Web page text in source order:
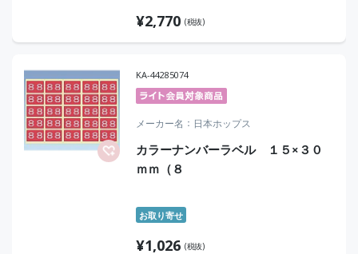
¥2,770 (税抜)
KA-44285074
メーカー名 日本ホップス
カラーナンバーラベル １５×３０
ｍｍ（８
お取り寄せ
¥1,026 (税抜)